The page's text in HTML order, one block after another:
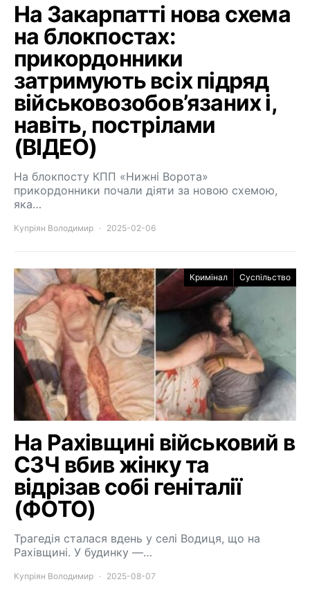
На Закарпатті нова схема
на блокпостах:
прикордонники
затримують всіх підряд
військовозобов’язаних і,
навіть, пострілами
(ВІДЕО)
На блокпосту КПП «Нижні Ворота»
прикордонники почали діяти за новою схемою,
яка…
Купріян Володимир 2025-02-06
Кримінал Суспільство
На Рахівщині військовий в
СЗЧ вбив жінку та
відрізав собі геніталії
(ФОТО)
Трагедія сталася вдень у селі Водиця, що на
Рахівщині. У будинку —…
Купріян Володимир 2025-08-07